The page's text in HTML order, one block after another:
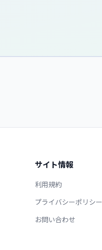
サイト情報
利用規約
プライバシーポリシー
お問い合わせ